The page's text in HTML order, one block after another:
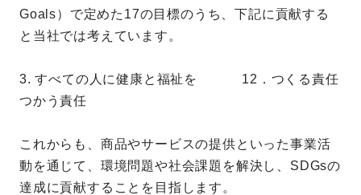
Goals）で定めた17の目標のうち、下記に貢献する
と当社では考えています。
3. すべての人に健康と福祉を 12．つくる責任
つかう責任
これからも、商品やサービスの提供といった事業活
動を通じて、環境問題や社会課題を解決し、SDGsの
達成に貢献することを目指します。